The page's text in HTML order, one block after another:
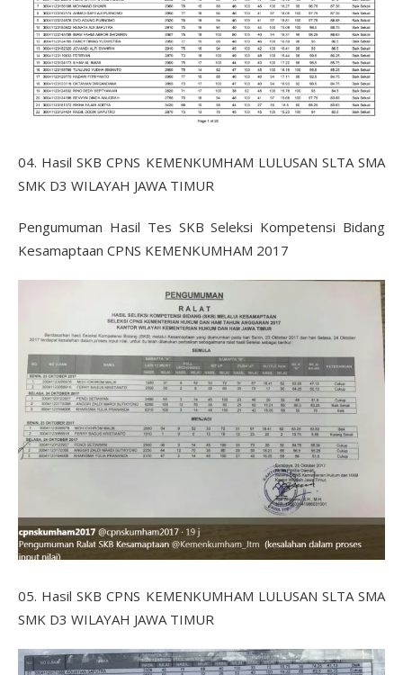
04. Hasil SKB CPNS KEMENKUMHAM LULUSAN SLTA SMA
SMK D3 WILAYAH JAWA TIMUR
Pengumuman Hasil Tes SKB Seleksi Kompetensi Bidang
Kesamaptaan CPNS KEMENKUMHAM 2017
05. Hasil SKB CPNS KEMENKUMHAM LULUSAN SLTA SMA
SMK D3 WILAYAH JAWA TIMUR